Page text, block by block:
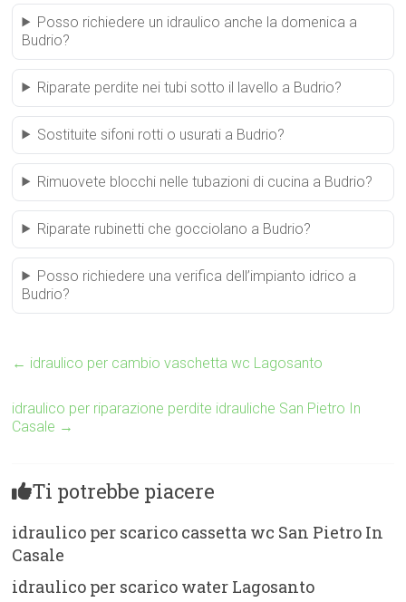
Posso richiedere un idraulico anche la domenica a
Budrio?
Riparate perdite nei tubi sotto il lavello a Budrio?
Sostituite sifoni rotti o usurati a Budrio?
Rimuovete blocchi nelle tubazioni di cucina a Budrio?
Riparate rubinetti che gocciolano a Budrio?
Posso richiedere una verifica dell’impianto idrico a
Budrio?
← idraulico per cambio vaschetta wc Lagosanto
idraulico per riparazione perdite idrauliche San Pietro In
Casale →
Ti potrebbe piacere
idraulico per scarico cassetta wc San Pietro In
Casale
idraulico per scarico water Lagosanto